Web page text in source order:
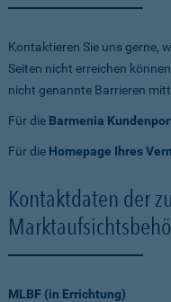
Kontaktieren Sie uns gerne,
Seiten nicht erreichen
nicht genannte Barrieren
Für die Barmenia
Für die Homepage Ihres
Kontaktdaten der
MLBF (in Errichtung)